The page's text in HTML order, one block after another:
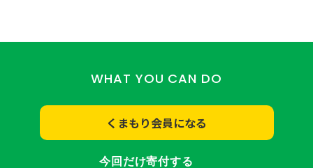
WHAT YOU CAN DO
くまもり会員になる
今回だけ寄付する